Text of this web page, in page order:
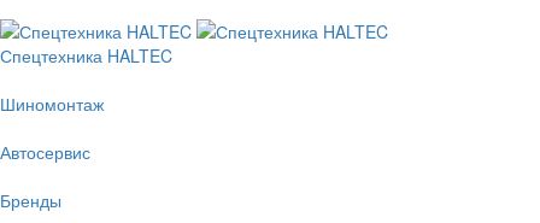
Спецтехника HALTEC
Шиномонтаж
Автосервис
Бренды